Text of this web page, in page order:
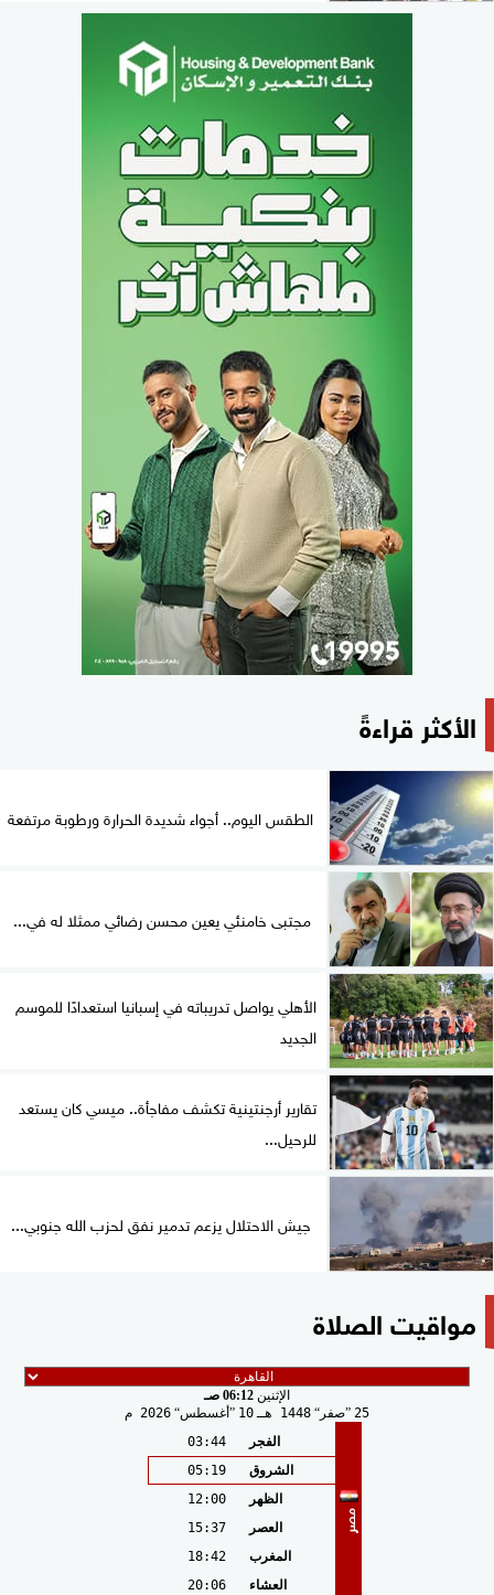
الأكثر قراءةً
الطقس اليوم.. أجواء شديدة الحرارة ورطوبة مرتفعة
مجتبى خامنئي يعين محسن رضائي ممثلا له في...
الأهلي يواصل تدريباته في إسبانيا استعدادًا للموسم
الجديد
تقارير أرجنتينية تكشف مفاجأة.. ميسي كان يستعد
للرحيل...
جيش الاحتلال يزعم تدمير نفق لحزب الله جنوبي...
مواقيت الصلاة
الإثنين 06:12 صـ
25 صفر 1448 هـ 10 أغسطس 2026 م
مصر
الفجر
03:44
الشروق
05:19
الظهر
12:00
العصر
15:37
المغرب
18:42
العشاء
20:06